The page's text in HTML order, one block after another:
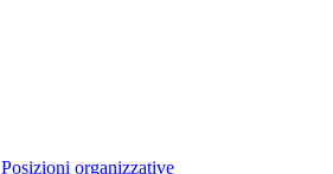
Posizioni organizzative